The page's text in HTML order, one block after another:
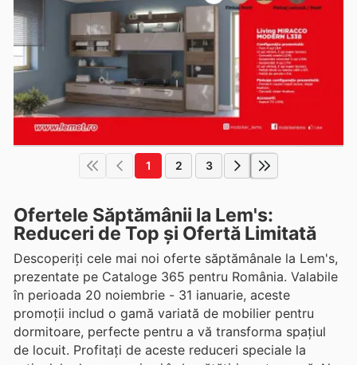
1 2 3
Ofertele Săptămânii la Lem's:
Reduceri de Top și Ofertă Limitată
Descoperiți cele mai noi oferte săptămânale la Lem's,
prezentate pe Cataloge 365 pentru România. Valabile
în perioada 20 noiembrie - 31 ianuarie, aceste
promoții includ o gamă variată de mobilier pentru
dormitoare, perfecte pentru a vă transforma spațiul
de locuit. Profitați de aceste reduceri speciale la